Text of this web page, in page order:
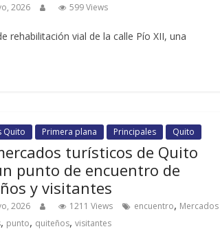
2026 599 Views
rehabilitación vial de la calle Pío XII, una
Quito Primera plana Principales Quito
turísticos de Quito
punto de encuentro de
y visitantes
2026 1211 Views encuentro, Mercados
, punto, quiteños, visitantes